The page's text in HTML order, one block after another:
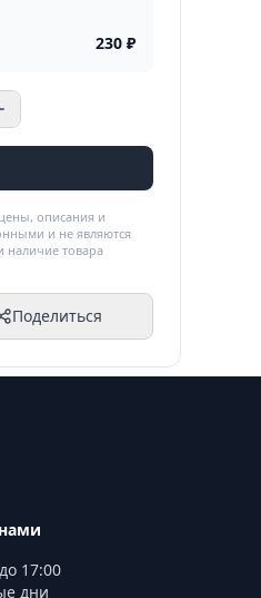
230 ₽
описания и
и не являются
наличие товара
Поделиться
17:00
дни